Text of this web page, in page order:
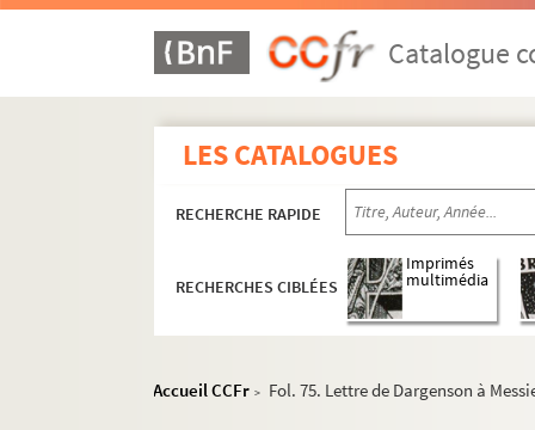
Catalogue
LES CATALOGUES
RECHERCHE RAPIDE
RECHERCHES CIBLÉES
Imprimés
multimédia
Accueil CCFr > Fol. 75. Lettre de Dargenson à